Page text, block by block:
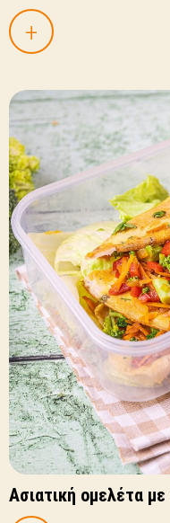
+
Ασιατική ομελέτα